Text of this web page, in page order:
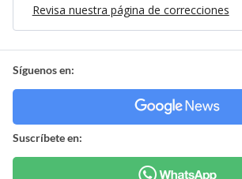
Revisa nuestra página de correcciones
Síguenos en:
Suscríbete en: